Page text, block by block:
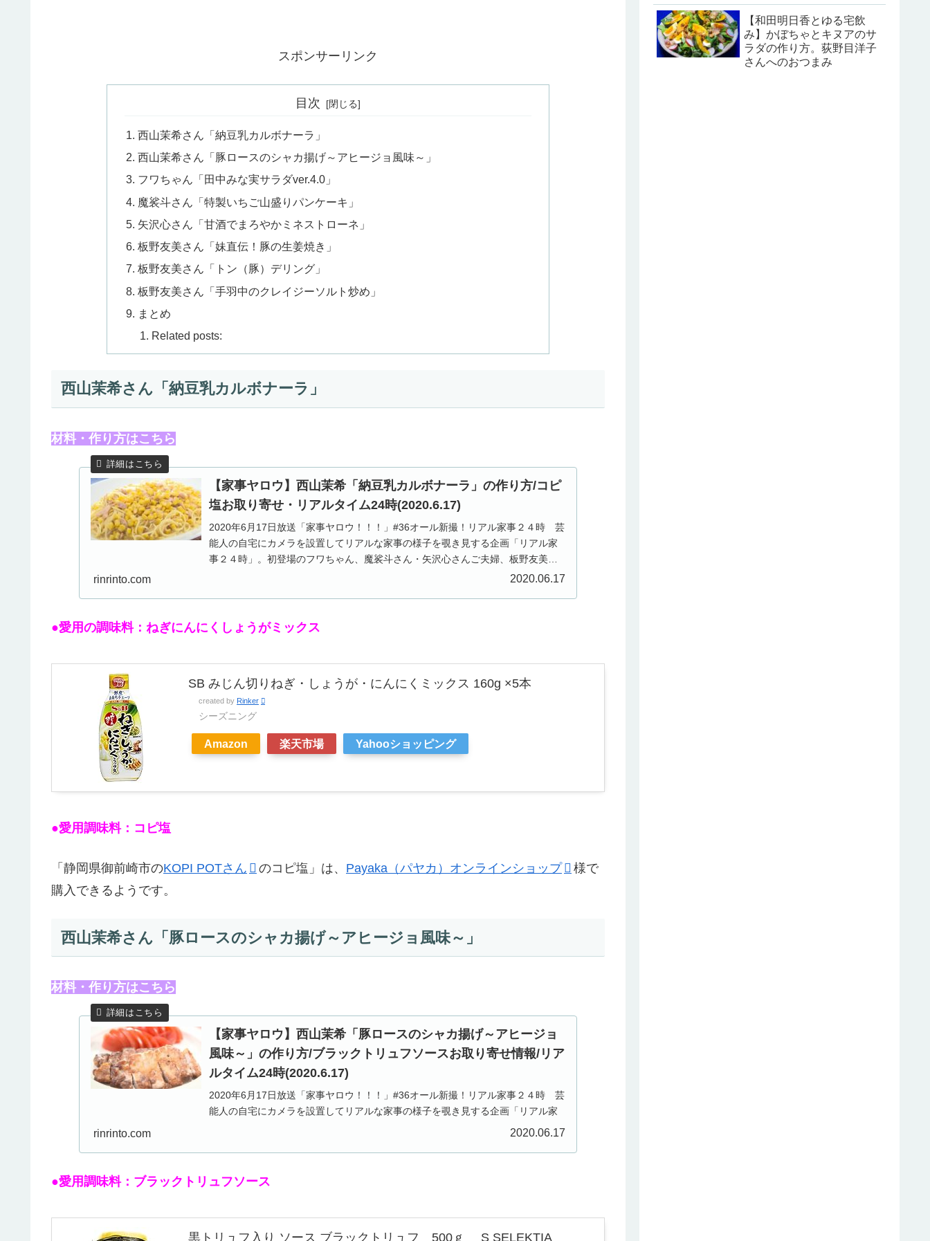
スポンサーリンク
目次
西山茉希さん「納豆乳カルボナーラ」
西山茉希さん「豚ロースのシャカ揚げ～アヒージョ風味～」
フワちゃん「田中みな実サラダver.4.0」
魔裟斗さん「特製いちご山盛りパンケーキ」
矢沢心さん「甘酒でまろやかミネストローネ」
板野友美さん「妹直伝！豚の生姜焼き」
板野友美さん「トン（豚）デリング」
板野友美さん「手羽中のクレイジーソルト炒め」
まとめ
Related posts:
西山茉希さん「納豆乳カルボナーラ」
材料・作り方はこちら
【家事ヤロウ】西山茉希「納豆乳カルボナーラ」の作り方/コピ
塩お取り寄せ・リアルタイム24時(2020.6.17)
2020年6月17日放送「家事ヤロウ！！！」#36オール新撮！リアル家事２４時 芸
能人の自宅にカメラを設置してリアルな家事の様子を覗き見する企画「リアル家
事２４時」。初登場のフワちゃん、魔裟斗さん・矢沢心さんご夫婦、板野友美さ
rinrinto.com 2020.06.17
●愛用の調味料：ねぎにんにくしょうがミックス
SB みじん切りねぎ・しょうが・にんにくミックス 160g ×5本
created by Rinker
シーズニング
Amazon 楽天市場 Yahooショッピング
●愛用調味料：コピ塩
「静岡県御前崎市のKOPI POTさん のコピ塩」は、 Payaka（パヤカ）オンラインショップ
様で
購入できるようです。
西山茉希さん「豚ロースのシャカ揚げ～アヒージョ風味～」
材料・作り方はこちら
【家事ヤロウ】西山茉希「豚ロースのシャカ揚げ～アヒージョ
風味～」の作り方/ブラックトリュフソースお取り寄せ情報/リア
ルタイム24時(2020.6.17)
2020年6月17日放送「家事ヤロウ！！！」#36オール新撮！リアル家事２４時 芸
能人の自宅にカメラを設置してリアルな家事の様子を覗き見する企画「リアル家
事２４時」。初登場のフワちゃん、魔裟斗さん・矢沢心さんご夫婦、板野友美さ
rinrinto.com 2020.06.17
●愛用調味料：ブラックトリュフソース
黒トリュフ入り ソース ブラックトリュフ 500ｇ S SELEKTIA
【和田明日香とゆる宅飲
み】かぼちゃとキヌアのサ
ラダの作り方。荻野目洋子
さんへのおつまみ